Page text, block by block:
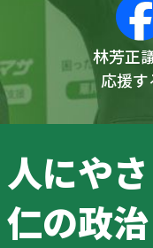
林芳正
応援
人にや
仁の政治